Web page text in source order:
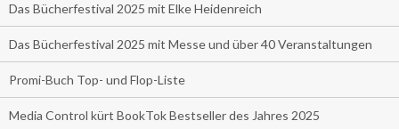
Das Bücherfestival 2025 mit Elke Heidenreich
Das Bücherfestival 2025 mit Messe und über 40 Veranstaltungen
Promi-Buch Top- und Flop-Liste
Media Control kürt BookTok Bestseller des Jahres 2025